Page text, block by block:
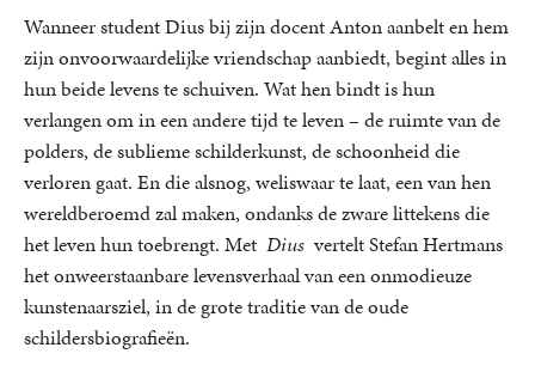
Wanneer student Dius bij zijn docent Anton aanbelt en hem
zijn onvoorwaardelijke vriendschap aanbiedt, begint alles in
hun beide levens te schuiven. Wat hen bindt is hun
verlangen om in een andere tijd te leven – de ruimte van de
polders, de sublieme schilderkunst, de schoonheid die
verloren gaat. En die alsnog, weliswaar te laat, een van hen
wereldberoemd zal maken, ondanks de zware littekens die
het leven hun toebrengt. Met Dius vertelt Stefan Hertmans
het onweerstaanbare levensverhaal van een onmodieuze
kunstenaarsziel, in de grote traditie van de oude
schildersbiografieën.